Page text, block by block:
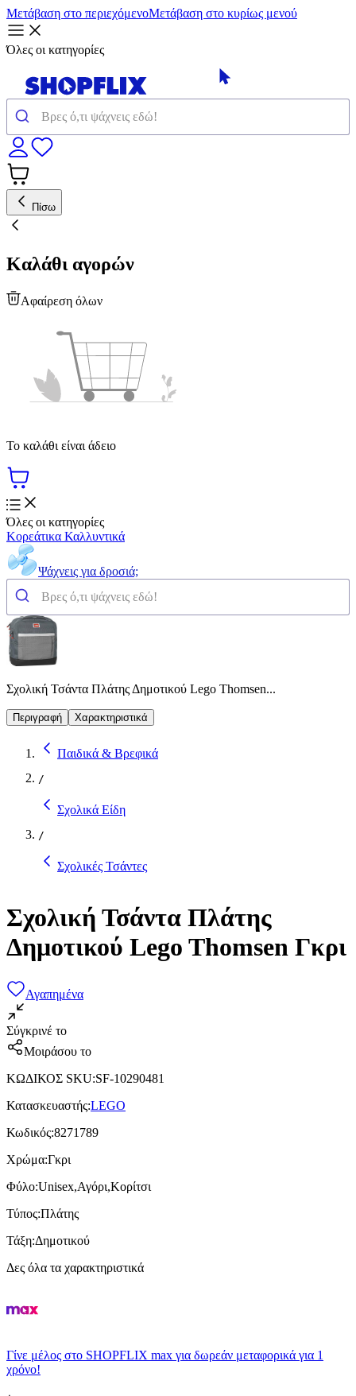
Μετάβαση στο περιεχόμενοΜετάβαση στο κυρίως μενού
Όλες οι κατηγορίες
Πίσω
Καλάθι αγορών
Αφαίρεση όλων
Το καλάθι είναι άδειο
Όλες οι κατηγορίες
Κορεάτικα Καλλυντικά
Ψάχνεις για δροσιά;
Σχολική Τσάντα Πλάτης Δημοτικού Lego Thomsen...
Περιγραφή Χαρακτηριστικά
Παιδικά & Βρεφικά
/
Σχολικά Είδη
/
Σχολικές Τσάντες
Σχολική Τσάντα Πλάτης
Δημοτικού Lego Thomsen Γκρι
Αγαπημένα
Σύγκρινέ το
Μοιράσου το
ΚΩΔΙΚΟΣ SKU:SF-10290481
Κατασκευαστής:LEGO
Κωδικός:8271789
Χρώμα:Γκρι
Φύλο:Unisex,Αγόρι,Κορίτσι
Τύπος:Πλάτης
Τάξη:Δημοτικού
Δες όλα τα χαρακτηριστικά
Γίνε μέλος στο SHOPFLIX max για δωρεάν μεταφορικά για 1
χρόνο!